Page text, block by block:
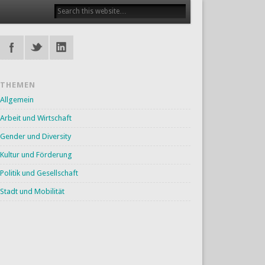
THEMEN
Allgemein
Arbeit und Wirtschaft
Gender und Diversity
Kultur und Förderung
Politik und Gesellschaft
Stadt und Mobilität